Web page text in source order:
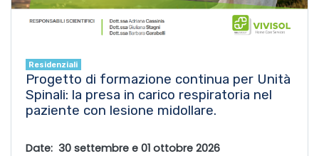
Residenziali
Progetto di formazione continua per Unità
Spinali: la presa in carico respiratoria nel
paziente con lesione midollare.
Date: 30 settembre e 01 ottobre 2026